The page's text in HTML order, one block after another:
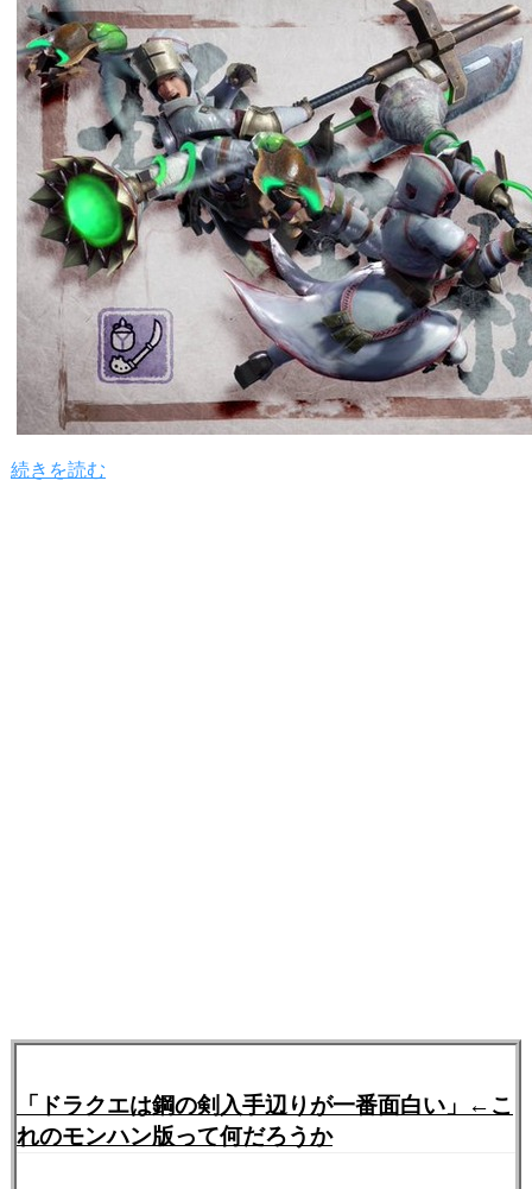
続きを読む
「ドラクエは鋼の剣入手辺りが一番面白い」←こ
れのモンハン版って何だろうか